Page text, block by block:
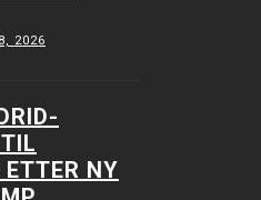
2026
ETTER NY